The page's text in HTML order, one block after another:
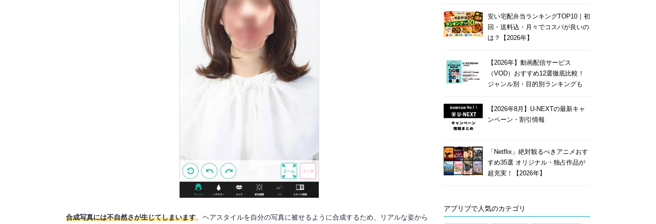
合成写真には不自然さが生じてしまいます。ヘアスタイルを自分の写真に被せるように合成するため、リアルな姿から
安い宅配弁当ランキングTOP10｜初
回・送料込・月々でコスパが良いの
は？【2026年】
【2026年】動画配信サービス
（VOD）おすすめ12選徹底比較！
ジャンル別・目的別ランキングも
【2026年8月】U-NEXTの最新キャ
ンペーン・割引情報
「Netflix」絶対観るべきアニメおす
すめ35選 オリジナル・独占作品が
超充実！【2026年】
アプリブで人気のカテゴリ